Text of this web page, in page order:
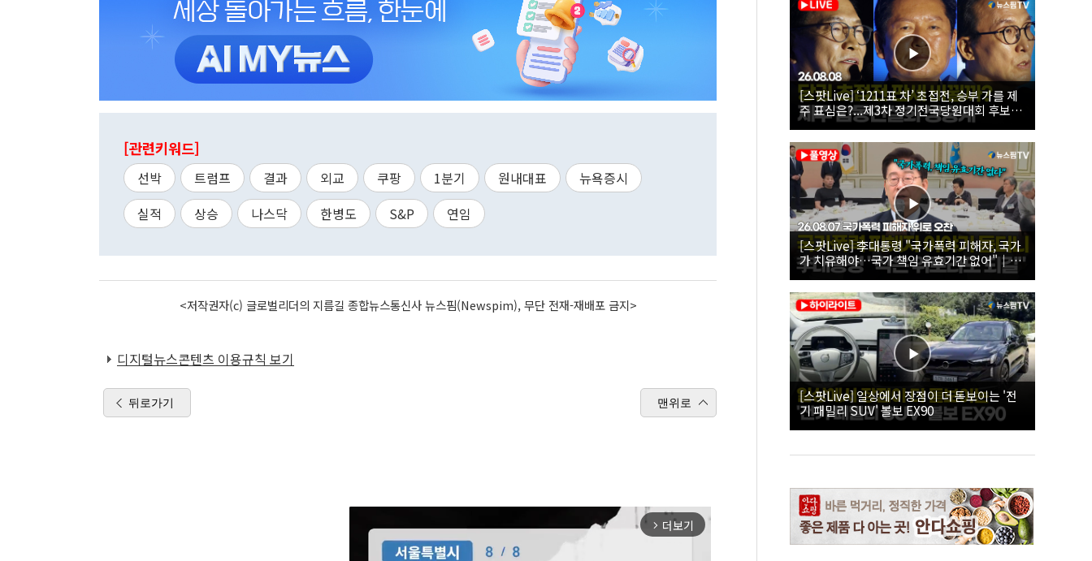
[관련키워드]
선박 트럼프 결과 외교 쿠팡 1분기 원내대표
뉴욕증시
실적
상승 나스닥 한병도 S&P 연임
<저작권자(c) 글로벌리더의 지름길 종합뉴스통신사 뉴스핌(Newspim), 무단 전재-재배포 금지>
디지털뉴스콘텐츠 이용규칙 보기
뒤로가기 맨위로
arrow_forward_ios 더보기
[스팟Live] ‘1211표 차’ 초접전, 승부 가를 제
주 표심은?...제3차 정기전국당원대회 후보자
제주 합동연설회 생중계 | 26.08.08
[스팟Live] 李대통령 "국가폭력 피해자, 국가
가 치유해야…국가 책임 유효기간 없어"｜
26.08.07 국가폭력 피해자 위로 오찬
[스팟Live] 일상에서 장점이 더 돋보이는 '전
기 패밀리 SUV' 볼보 EX90